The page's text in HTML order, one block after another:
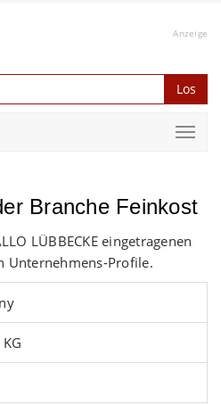
Anzeige
Los
Branche Feinkost
LÜBBECKE eingetragenen
Unternehmens-Profile.